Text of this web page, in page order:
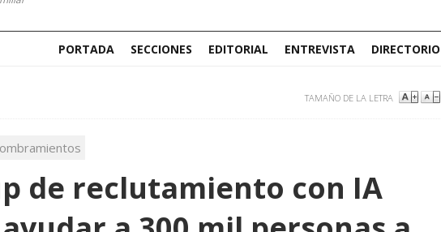
PORTADA SECCIONES EDITORIAL ENTREVISTA DIRECTORIO
TAMAÑO DE LA LETRA
de reclutamiento con IA